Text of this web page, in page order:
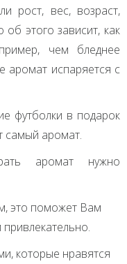
рост, вес, возраст,
этого зависит, как
чем бледнее
аромат испаряется с
футболки в подарок
самый аромат.
аромат нужно
это поможет Вам
которые нравятся